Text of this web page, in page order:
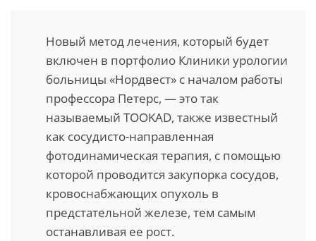
Новый метод лечения, который будет
включен в портфолио Клиники урологии
больницы «Нордвест» с началом работы
профессора Петерс, — это так
называемый TOOKAD, также известный
как сосудисто-направленная
фотодинамическая терапия, с помощью
которой проводится закупорка сосудов,
кровоснабжающих опухоль в
предстательной железе, тем самым
останавливая ее рост.